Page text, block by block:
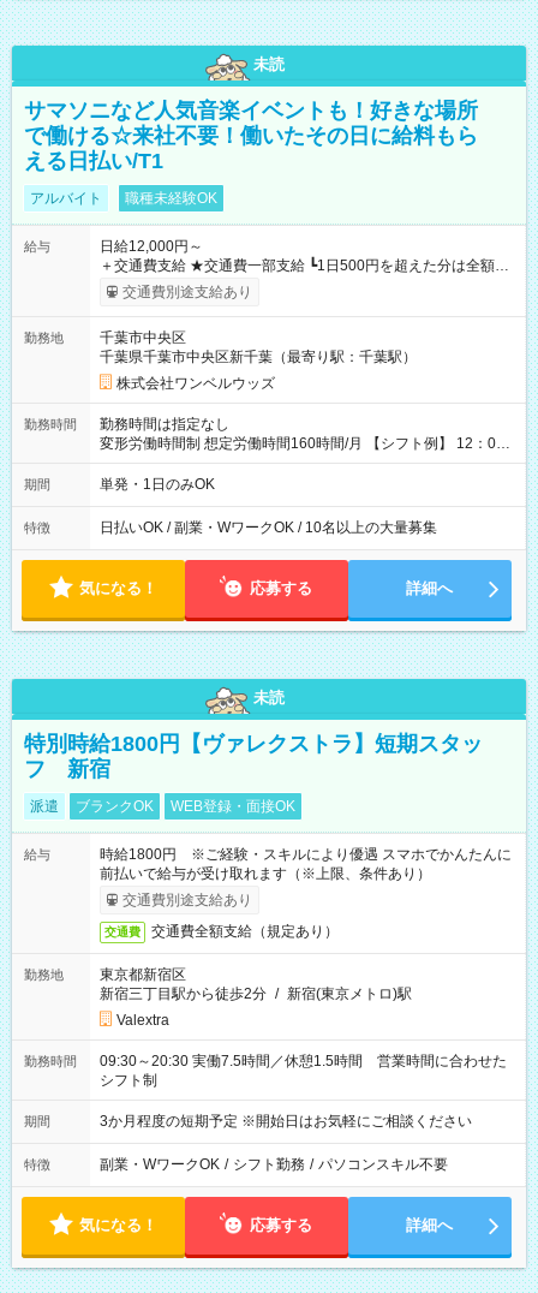
未読
サマソニなど人気音楽イベントも！好きな場所
で働ける☆来社不要！働いたその日に給料もら
える日払い/T1
アルバイト 職種未経験OK
給与
日給12,000円～
＋交通費支給 ★交通費一部支給 ┗1日500円を超えた分は全額支
給！ ※往復500円以内の方は自己負担となります ★日払いOK！
（規定あり） ┗働いたその日に現金GET♪ お仕事後はコンビニ
なし
交通費別途支給あり
勤務地
千葉市中央区
千葉県千葉市中央区新千葉（最寄り駅：千葉駅）
株式会社ワンベルウッズ
勤務時間
勤務時間は指定なし
変形労働時間制 想定労働時間160時間/月 【シフト例】 12：00
～22：00
期間 単発・1日のみOK
特徴 日払いOK / 副業・WワークOK / 10名以上の大量募集
気になる！ 応募する 詳細へ
未読
特別時給1800円【ヴァレクストラ】短期スタッ
フ 新宿
派遣 ブランクOK WEB登録・面接OK
給与
時給1800円 ※ご経験・スキルにより優遇 スマホでかんたんに
前払いで給与が受け取れます（※上限、条件あり）
交通費別途支給あり
交通費 交通費全額支給（規定あり）
勤務地
東京都新宿区
新宿三丁目駅から徒歩2分 / 新宿(東京メトロ)駅
Valextra
勤務時間
09:30～20:30 実働7.5時間／休憩1.5時間 営業時間に合わせた
シフト制
期間 3か月程度の短期予定 ※開始日はお気軽にご相談ください
特徴 副業・WワークOK / シフト勤務 / パソコンスキル不要
気になる！ 応募する 詳細へ